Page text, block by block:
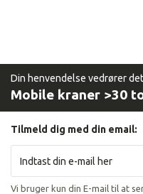
Din henvendelse vedrører
Mobile kraner >30
Tilmeld dig med din email:
Vi bruger kun din E-mail til at